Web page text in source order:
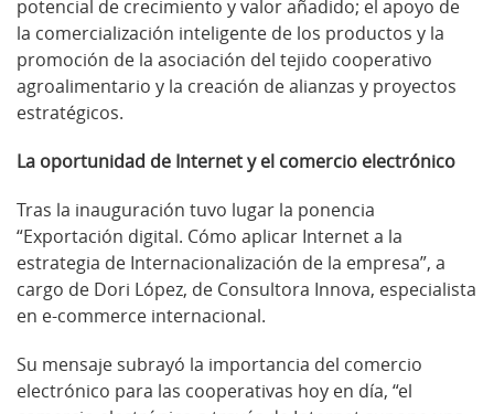
potencial de crecimiento y valor añadido; el apoyo de
la comercialización inteligente de los productos y la
promoción de la asociación del tejido cooperativo
agroalimentario y la creación de alianzas y proyectos
estratégicos.
La oportunidad de Internet y el comercio electrónico
Tras la inauguración tuvo lugar la ponencia
“Exportación digital. Cómo aplicar Internet a la
estrategia de Internacionalización de la empresa”, a
cargo de Dori López, de Consultora Innova, especialista
en e-commerce internacional.
Su mensaje subrayó la importancia del comercio
electrónico para las cooperativas hoy en día, “el